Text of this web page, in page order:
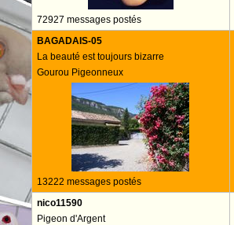
72927 messages postés
BAGADAIS-05
La beauté est toujours bizarre
Gourou Pigeonneux
13222 messages postés
nico11590
Pigeon d'Argent